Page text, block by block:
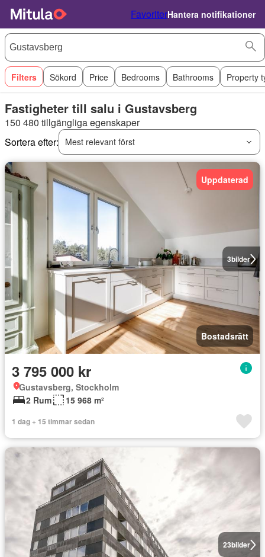
FavoriterHantera notifikationer
Filters Sökord Price Bedrooms Bathrooms Property
Fastigheter till salu i Gustavsberg
150 480 tillgängliga egenskaper
Sortera efter:
Mest relevant först
3bilder
Uppdaterad
Bostadsrätt
3 795 000 kr
Gustavsberg, Stockholm
2 Rum
15 968 m²
1 dag + 15 timmar sedan
23bilder